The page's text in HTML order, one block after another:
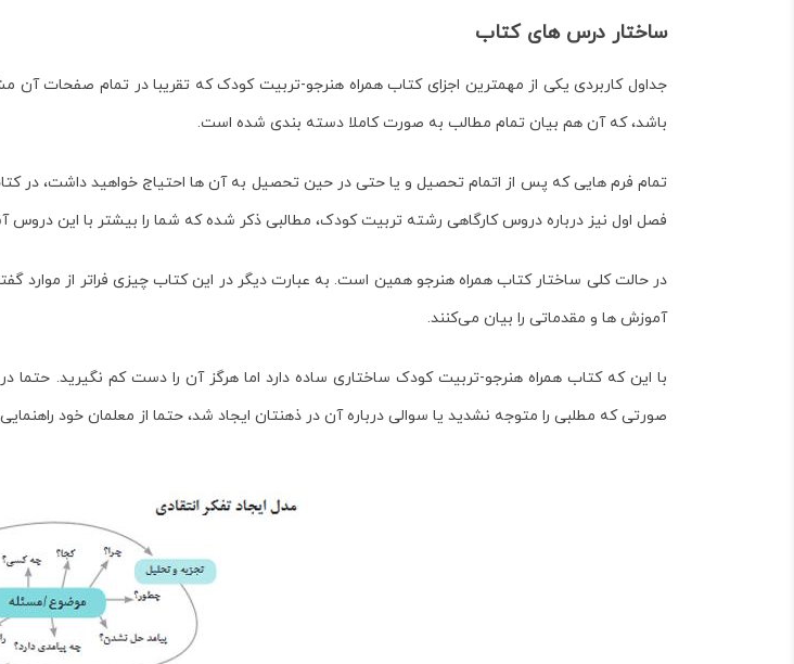
ساختار درس های کتاب
جداول کاربردی یکی از مهمترین اجزای کتابهمراه هنرجو-تربیت کودککه تقریبا در تمام صفحات آن
باشد، که آن هم بیان تمام مطالب به صورت کاملا دسته بندی شده است.
تمام فرم هایی که پس از اتمام تحصیل و یا حتی در حین تحصیل به آن ها احتیاج خواهید داشت، در
فصل اول نیز درباره دروس کارگاهی رشته تربیت کودک، مطالبی ذکر شده که شما را بیشتر با این دروس
در حالت کلی ساختار کتاب همراه هنرجو همین است. به عبارت دیگر در این کتاب چیزی فراتر از
آموزش ها و مقدماتی را بیان می‌کنند.
با این که کتابهمراه هنرجو-تربیت کودک ساختاری ساده دارد اما هرگز آن را دست کم نگیرید. حتما
صورتی که مطلبی را متوجه نشدید یا سوالی درباره آن در ذهنتان ایجاد شد، حتما از معلمان خود